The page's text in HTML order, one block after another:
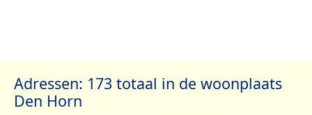
Adressen: 173 totaal in de woonplaats
Den Horn